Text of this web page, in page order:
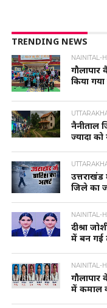
TRENDING NEWS
NAINITAL-
गौलापार
किया
नैनीताल
ज्यादा
जिले का
NAINITAL-
दीश्रा
में बन गई
NAINITAL-
गौलापार
में कमाल